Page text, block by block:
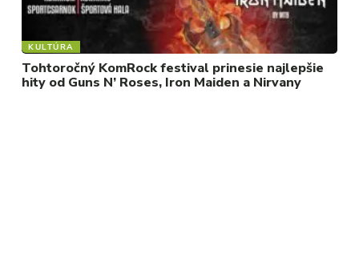
KULTÚRA
Tohtoročný KomRock festival prinesie najlepšie
hity od Guns N’ Roses, Iron Maiden a Nirvany